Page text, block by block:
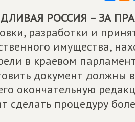
РОССИЯ – ЗА
разработки и
имущества,
в краевом
документ должны в
окончательную
сделать процедуру